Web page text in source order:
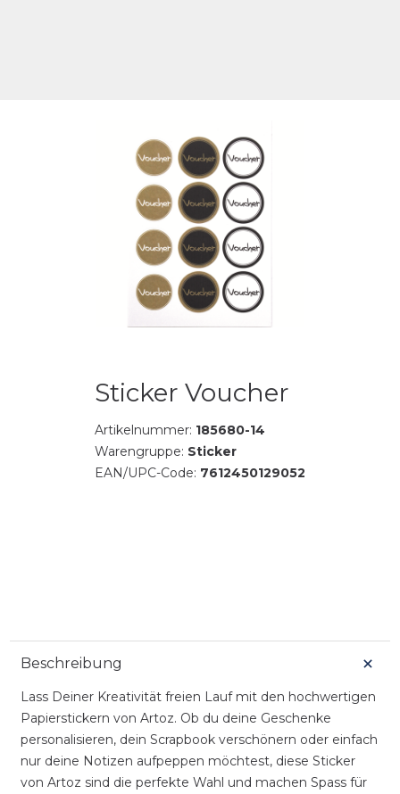
Sticker Voucher
Artikelnummer: 185680-14
Warengruppe: Sticker
EAN/UPC-Code: 7612450129052
Beschreibung
Lass Deiner Kreativität freien Lauf mit den hochwertigen
Papierstickern von Artoz. Ob du deine Geschenke
personalisieren, dein Scrapbook verschönern oder einfach
nur deine Notizen aufpeppen möchtest, diese Sticker
von Artoz sind die perfekte Wahl und machen Spass für